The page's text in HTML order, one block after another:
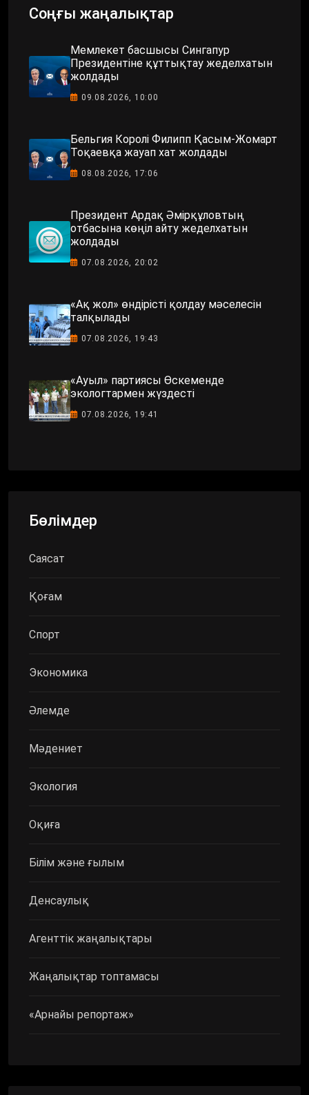
Соңғы жаңалықтар
Мемлекет басшысы Сингапур
Президентіне құттықтау жеделхатын
жолдады
09.08.2026, 10:00
Бельгия Королі Филипп Қасым-Жомарт
Тоқаевқа жауап хат жолдады
08.08.2026, 17:06
Президент Ардақ Әмірқұловтың
отбасына көңіл айту жеделхатын
жолдады
07.08.2026, 20:02
«Ақ жол» өндірісті қолдау мәселесін
талқылады
07.08.2026, 19:43
«Ауыл» партиясы Өскеменде
экологтармен жүздесті
07.08.2026, 19:41
Бөлімдер
Саясат
Қоғам
Спорт
Экономика
Әлемде
Мәдениет
Экология
Оқиға
Білім және ғылым
Денсаулық
Агенттік жаңалықтары
Жаңалықтар топтамасы
«Арнайы репортаж»